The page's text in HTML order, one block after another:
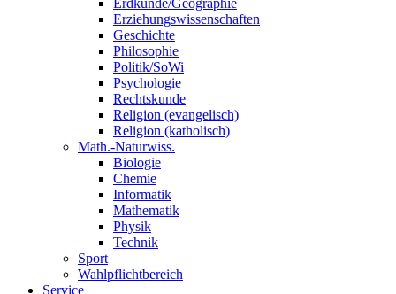
Erdkunde/Geographie
Erziehungswissenschaften
Geschichte
Philosophie
Politik/SoWi
Psychologie
Rechtskunde
Religion (evangelisch)
Religion (katholisch)
Math.-Naturwiss.
Biologie
Chemie
Informatik
Mathematik
Physik
Technik
Sport
Wahlpflichtbereich
Service